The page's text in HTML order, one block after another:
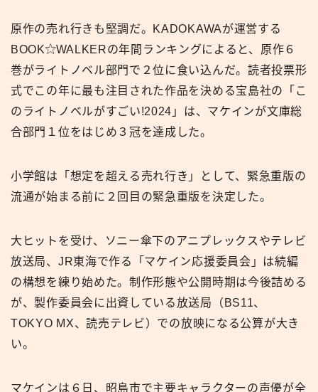
原作の売れ行きも堅調だ。KADOKAWAが運営する
BOOK
WALKERの年間ランキングによると、原作６
巻がライトノベル部門で２位に食い込んだ。読者投票形
式でこの年に最も注目された作品を決める宝島社の「こ
のライトノベルがすごい!2024」は、マケインが文庫総
合部門１位をはじめ３冠を達成した。
小学館は「想定を超える売れ行き」として、緊急重版の
流通が始まる前に２回目の緊急重版を決定した。
大ヒットを受け、ソニー傘下のアニプレックスやテレビ
放送局、JR東海で作る「マケイン応援委員会」は続編
の構想を練り始めた。制作形態や公開時期は今後詰める
が、製作委員会に出資している放送局（BS11、
TOKYO MX、読売テレビ）での放映になる公算が大き
い。
マケインは６日、昭島市で主要キャラクターの声優が全